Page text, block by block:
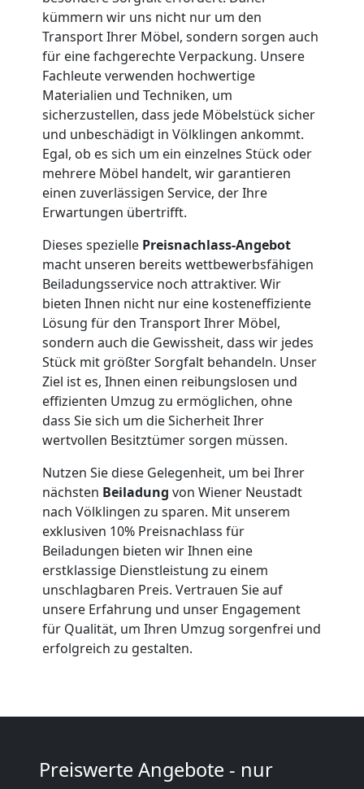
kümmern wir uns nicht nur um den
Transport Ihrer Möbel, sondern sorgen auch
für eine fachgerechte Verpackung. Unsere
Fachleute verwenden hochwertige
Materialien und Techniken, um
sicherzustellen, dass jede Möbelstück sicher
und unbeschädigt in Völklingen ankommt.
Egal, ob es sich um ein einzelnes Stück oder
mehrere Möbel handelt, wir garantieren
einen zuverlässigen Service, der Ihre
Erwartungen übertrifft.
Dieses spezielle Preisnachlass-Angebot
macht unseren bereits wettbewerbsfähigen
Beiladungsservice noch attraktiver. Wir
bieten Ihnen nicht nur eine kosteneffiziente
Lösung für den Transport Ihrer Möbel,
sondern auch die Gewissheit, dass wir jedes
Stück mit größter Sorgfalt behandeln. Unser
Ziel ist es, Ihnen einen reibungslosen und
effizienten Umzug zu ermöglichen, ohne
dass Sie sich um die Sicherheit Ihrer
wertvollen Besitztümer sorgen müssen.
Nutzen Sie diese Gelegenheit, um bei Ihrer
nächsten Beiladung von Wiener Neustadt
nach Völklingen zu sparen. Mit unserem
exklusiven 10% Preisnachlass für
Beiladungen bieten wir Ihnen eine
erstklassige Dienstleistung zu einem
unschlagbaren Preis. Vertrauen Sie auf
unsere Erfahrung und unser Engagement
für Qualität, um Ihren Umzug sorgenfrei und
erfolgreich zu gestalten.
Preiswerte Angebote - nur
Büroumzug
Wiener
Neustadt
Expressumzug
Wiener
Neustadt
Tragehilfe
Wiener
Neustadt
Kleiner
Umzug
Wiener
Neustadt
Wiener
Neustadt